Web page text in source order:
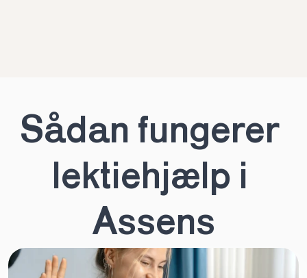
Sådan fungerer
lektiehjælp i
Assens